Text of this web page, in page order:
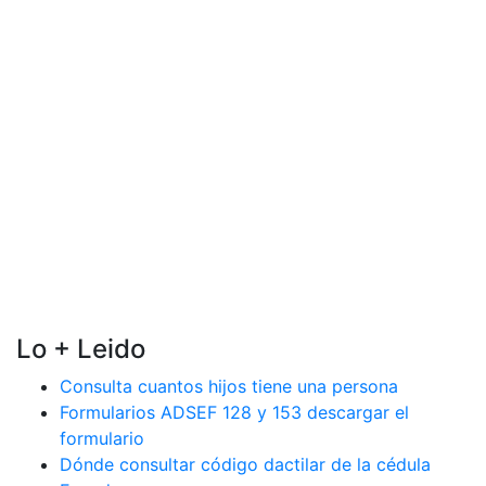
Lo + Leido
Consulta cuantos hijos tiene una persona
Formularios ADSEF 128 y 153 descargar el
formulario
Dónde consultar código dactilar de la cédula